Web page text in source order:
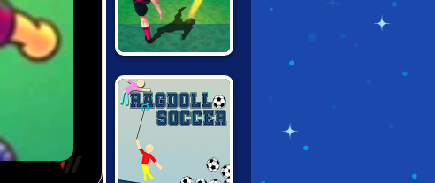
10 SHOT SOCCER